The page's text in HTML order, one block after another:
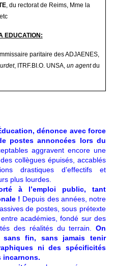
, du rectorat de Reims, Mme la
EDUCATION:
paritaire des ADJAENES,
, ITRF.BI.O. UNSA, un agentdu
dénonce avec force
postes annoncées lors du
aggravent encore une
collègues épuisés, accablés
drastiques d’effectifs et
plus lourdes.
à l’emploi public, tant
! Depuis des années, notre
de postes, sous prétexte
académies, fondé sur des
des réalités du terrain. On
sans fin, sans jamais tenir
ni des spécificités
incarnons.